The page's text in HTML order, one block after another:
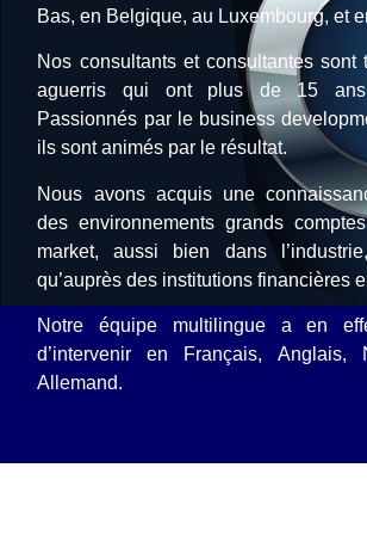
Bas, en Belgique, au Luxembourg, et
Nos consultants et consultantes sont
aguerris qui ont plus de 15 ans
Passionnés par le business
ils sont animés par le résultat.
Nous avons acquis une
des environnements grands
market, aussi bien dans
qu’auprès des institutions financières
Notre équipe multilingue a en
d’intervenir en Français, Anglais,
Allemand.